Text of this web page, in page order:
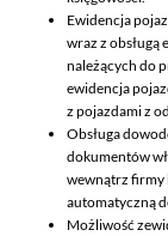
Ewidencja
wraz z
należących do
ewidencja
z pojazdami z
Obsługa
dokumentów
wewnątrz firmy
automatyczną
Możliwość